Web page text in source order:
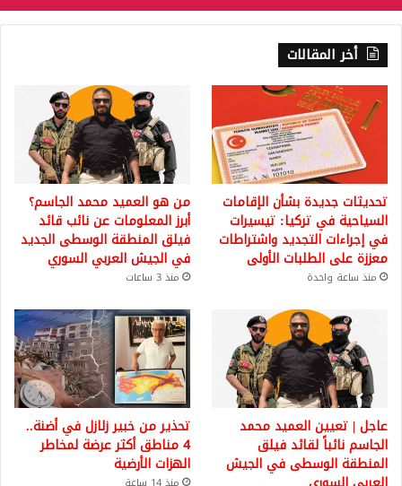
أخر المقالات
تحديثات جديدة بشأن الإقامات
السياحية في تركيا: تيسيرات
في إجراءات التجديد واشتراطات
معززة على الطلبات الأولى
منذ ساعة واحدة
من هو العميد محمد الجاسم؟
أبرز المعلومات عن نائب قائد
فيلق المنطقة الوسطى الجديد
في الجيش العربي السوري
منذ 3 ساعات
عاجل | تعيين العميد محمد
الجاسم نائباً لقائد فيلق
المنطقة الوسطى في الجيش
تحذير من خبير زلازل في أضنة..
4 مناطق أكثر عرضة لمخاطر
الهزات الأرضية